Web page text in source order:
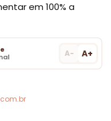
em 100% a
A- A+